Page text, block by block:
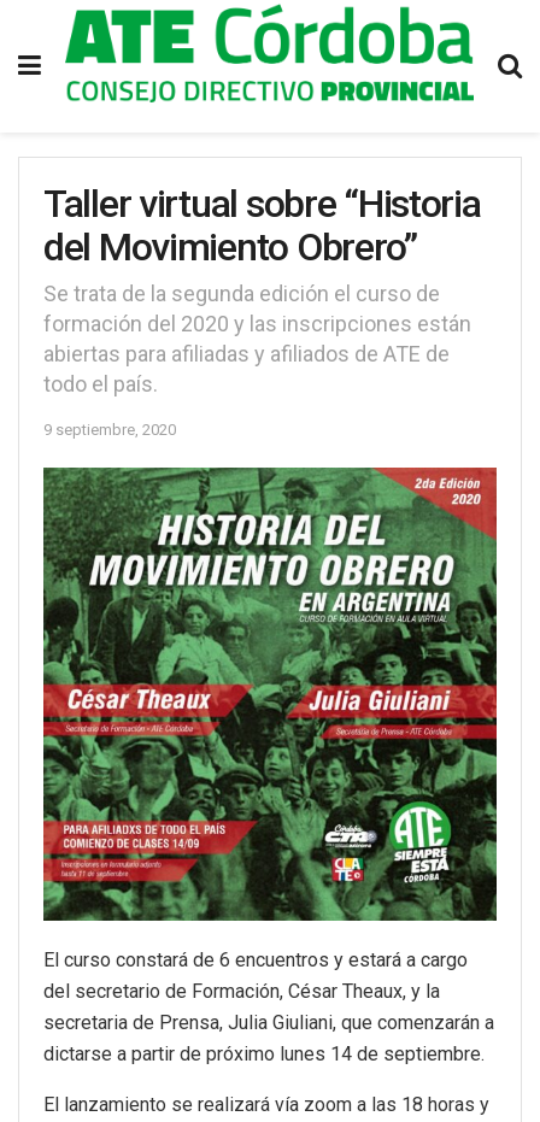
Taller virtual sobre “Historia
del Movimiento Obrero”
Se trata de la segunda edición el curso de
formación del 2020 y las inscripciones están
abiertas para afiliadas y afiliados de ATE de
todo el país.
9 septiembre, 2020
El curso constará de 6 encuentros y estará a cargo
del secretario de Formación, César Theaux, y la
secretaria de Prensa, Julia Giuliani, que comenzarán a
dictarse a partir de próximo lunes 14 de septiembre.
El lanzamiento se realizará vía zoom a las 18 horas y